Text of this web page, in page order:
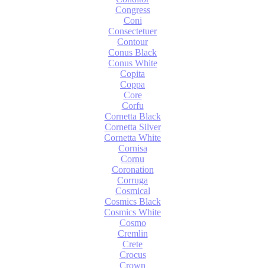
Congress
Coni
Consectetuer
Contour
Conus Black
Conus White
Copita
Coppa
Core
Corfu
Cornetta Black
Cornetta Silver
Cornetta White
Cornisa
Cornu
Coronation
Corruga
Cosmical
Cosmics Black
Cosmics White
Cosmo
Cremlin
Crete
Crocus
Crown